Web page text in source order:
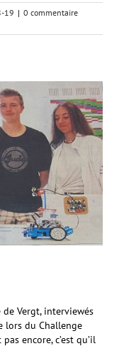
19 | 0 commentaire
de Vergt, interviewés
lors du Challenge
encore, c’est qu’il